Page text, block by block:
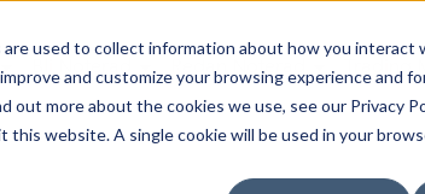
used to collect information about how you interact
and customize your browsing experience and
more about the cookies we use, see our Privacy
website. A single cookie will be used in your